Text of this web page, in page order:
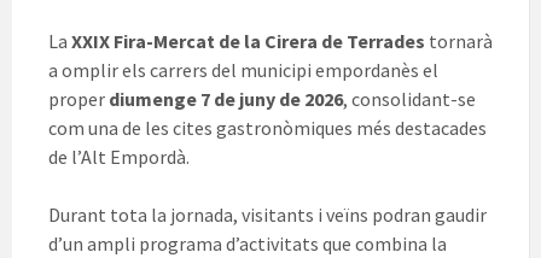
La XXIX Fira-Mercat de la Cirera de Terrades tornarà
a omplir els carrers del municipi empordanès el
proper diumenge 7 de juny de 2026, consolidant-se
com una de les cites gastronòmiques més destacades
de l’Alt Empordà.
Durant tota la jornada, visitants i veïns podran gaudir
d’un ampli programa d’activitats que combina la